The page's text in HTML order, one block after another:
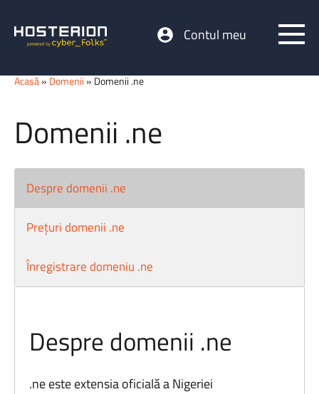
Contul meu
Acasă» Domenii » Domenii .ne
Domenii .ne
Despre domenii .ne
Prețuri domenii .ne
Înregistrare domeniu .ne
Despre domenii .ne
.ne este extensia oficială a Nigeriei